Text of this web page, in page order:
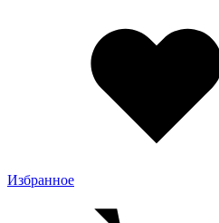
Избранное